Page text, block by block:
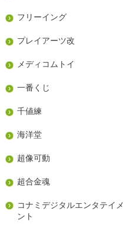
フリーイング
プレイアーツ改
メディコムトイ
一番くじ
千値練
海洋堂
超像可動
超合金魂
コナミデジタルエンタテイメ
ント